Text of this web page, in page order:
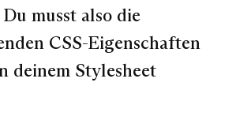
musst also die
CSS-Eigenschaften
deinem Stylesheet